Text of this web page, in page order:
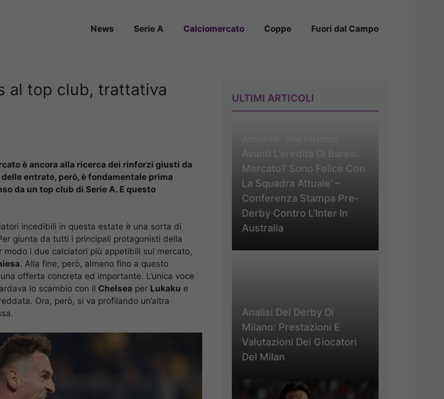
News Serie A Calciomercato Coppe Fuori dal Campo
al top club, trattativa
è ancora alla ricerca dei rinforzi giusti da
entrate, però, è fondamentale prima
da un top club di Serie A. E questo
incedibili in questa estate è una sorta di
giunta da tutti i principali protagonisti della
i due calciatori più appetibili sul mercato,
. Alla fine, però, almeno fino a questo
offerta concreta ed importante. L’unica voce
lo scambio con il Chelsea per Lukaku e
Ora, però, si va profilando un’altra
ULTIMI ARTICOLI
Avanti L’eredità Di Baresi.
Mercato? Sono Felice Con
La Squadra Attuale’ –
Conferenza Stampa Pre-
Derby Contro L’Inter In
Australia
Analisi Del Derby Di
Milano: Prestazioni E
Valutazioni Dei Giocatori
Del Milan